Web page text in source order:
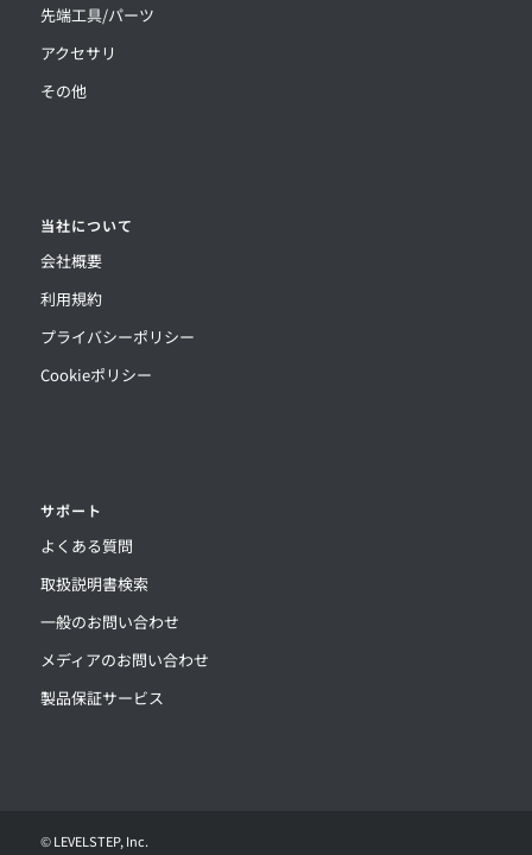
先端工具/パーツ
アクセサリ
その他
当社について
会社概要
利用規約
プライバシーポリシー
Cookieポリシー
サポート
よくある質問
取扱説明書検索
一般のお問い合わせ
メディアのお問い合わせ
製品保証サービス
©LEVELSTEP, Inc.